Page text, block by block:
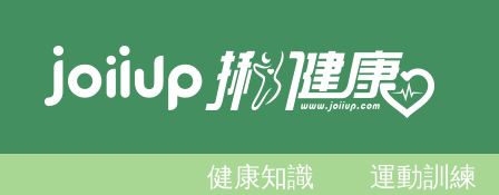
健康知識 運動訓練